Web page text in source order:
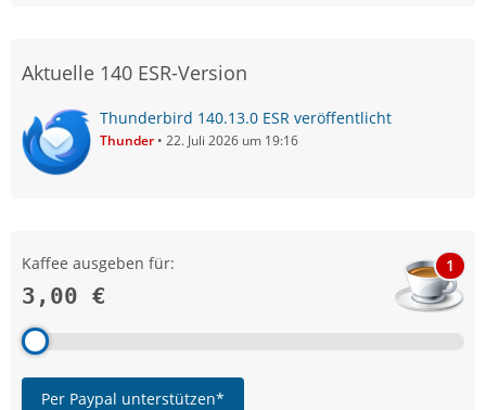
Aktuelle 140 ESR-Version
Thunderbird 140.13.0 ESR veröffentlicht
Thunder 22. Juli 2026 um 19:16
Kaffee ausgeben für:
3,00 €
1
Per Paypal unterstützen*